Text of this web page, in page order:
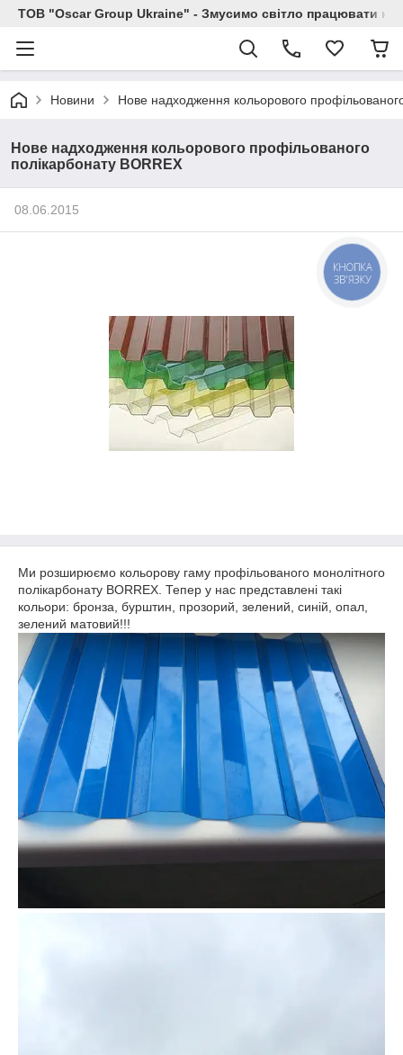
ТОВ "Oscar Group Ukraine" - Змусимо світло працювати на
Новини Нове надходження кольорового
Нове надходження кольорового профільованого
полікарбонату BORREX
08.06.2015
Ми розширюємо кольорову гаму профільованого монолітного
полікарбонату BORREX. Тепер у нас представлені такі
кольори: бронза, бурштин, прозорий, зелений, синій, опал,
зелений матовий!!!
КНОПКА
ЗВ'ЯЗКУ